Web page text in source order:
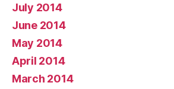
July 2014
June 2014
May 2014
April 2014
March 2014